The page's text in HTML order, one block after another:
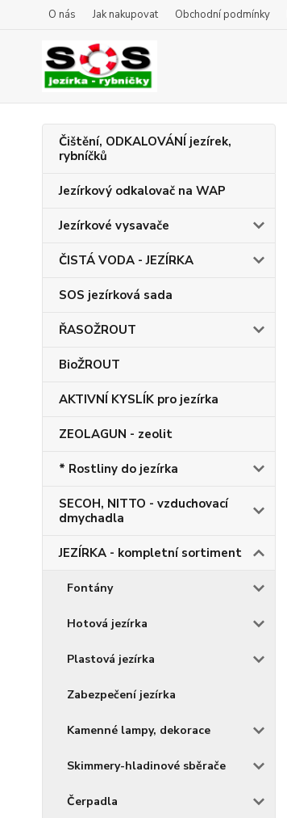
O nás Jak nakupovat Obchodní podmínky
Čištění, ODKALOVÁNÍ jezírek,
rybníčků
Jezírkový odkalovač na WAP
Jezírkové vysavače
ČISTÁ VODA - JEZÍRKA
SOS jezírková sada
ŘASOŽROUT
BioŽROUT
AKTIVNÍ KYSLÍK pro jezírka
ZEOLAGUN - zeolit
* Rostliny do jezírka
SECOH, NITTO - vzduchovací
dmychadla
JEZÍRKA - kompletní sortiment
Fontány
Hotová jezírka
Plastová jezírka
Zabezpečení jezírka
Kamenné lampy, dekorace
Skimmery-hladinové sběrače
Čerpadla